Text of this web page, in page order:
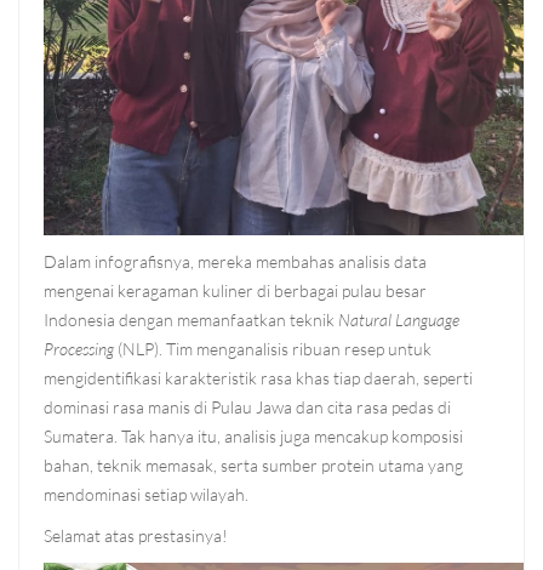
Dalam infografisnya, mereka membahas analisis data
mengenai keragaman kuliner di berbagai pulau besar
Indonesia dengan memanfaatkan teknik Natural Language
Processing(NLP). Tim menganalisis ribuan resep untuk
mengidentifikasi karakteristik rasa khas tiap daerah, seperti
dominasi rasa manis di Pulau Jawa dan cita rasa pedas di
Sumatera. Tak hanya itu, analisis juga mencakup komposisi
bahan, teknik memasak, serta sumber protein utama yang
mendominasi setiap wilayah.
Selamat atas prestasinya!